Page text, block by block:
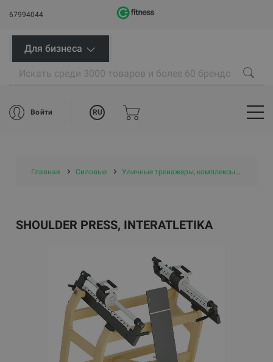
67994044
Для бизнеса
Войти RU
Главная Силовые Уличные тренажеры, комплексы и площадки
SHOULDER PRESS, INTERATLETIKA